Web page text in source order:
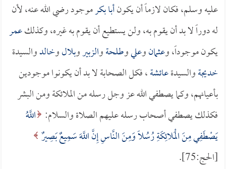
عليه وسلم، فكان لازماً أن يكونأبا بكرموجود رضي الله عنه، لأن
له دوراً لا بد أن يقوم به، ولن يستطيع أن يقوم به غيره، وكذلكعمر
يكون موجوداً، وعثمانوعليوطلحةوالزبيروبلالوخالدوالسيدة
خديجةوالسيدةعائشة، فكل الصحابة لا بد أن يكونوا موجودين
بأعيانهم، وكما يصطفي الله عز وجل رسله من الملائكة ومن البشر
فكذلك يصطفي أصحاب رسله عليهم الصلاة والسلام: اللَّهُ
يَصْطَفِي مِنَ الْمَلائِكَةِ رُسُلًا وَمِنَ النَّاسِ إِنَّ اللَّهَ سَمِيعٌ بَصِيرٌ
[الحج:75].